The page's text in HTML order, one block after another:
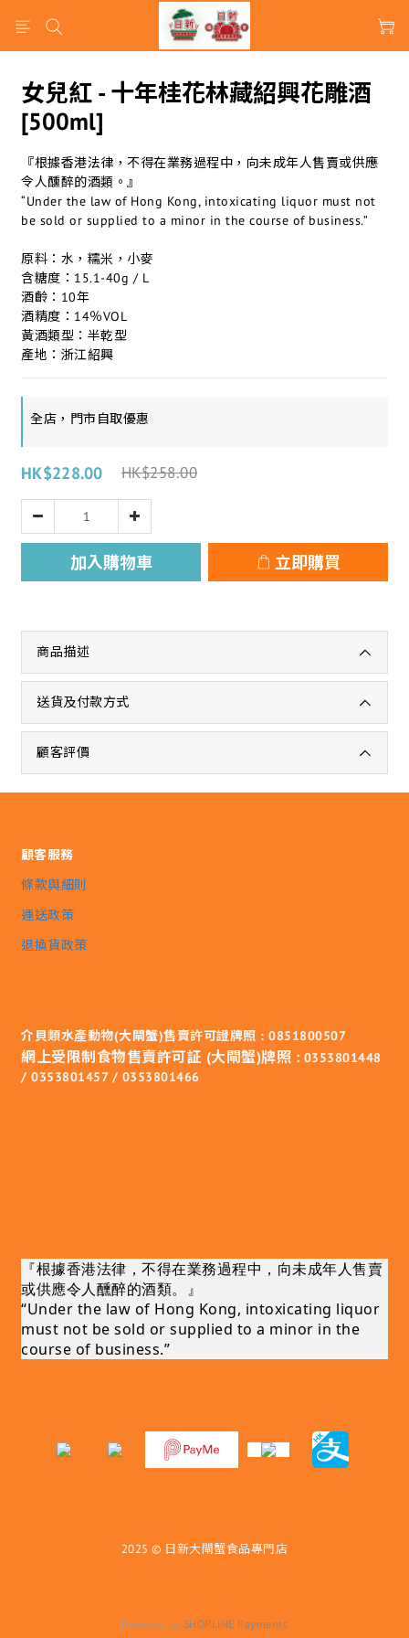
女兒紅 - 十年桂花林藏紹興花雕酒
[500ml]
『根據香港法律，不得在業務過程中，向未成年人售賣或供應
令人醺醉的酒類。』
“Under the law of Hong Kong, intoxicating liquor must not
be sold or supplied to a minor in the course of business.”
原料：水，糯米，小麥
含糖度：15.1-40g / L
酒齡：10年
酒精度：14％VOL
黃酒類型：半乾型
產地：浙江紹興
全店，門市自取優惠
HK$228.00 HK$258.00
加入購物車 立即購買
商品描述
送貨及付款方式
顧客評價
顧客服務
條款與細則
運送政策
退換貨政策
介貝類水產動物(大閘蟹)售賣許可證牌照 : 0851800507
網上受限制食物售賣許可証 (大閘蟹)牌照 : 0353801448
/ 0353801457 / 0353801466
『根據香港法律，不得在業務過程中，向未成年人售賣
或供應令人醺醉的酒類。』
“Under the law of Hong Kong, intoxicating liquor
must not be sold or supplied to a minor in the
course of business.”
2025 © 日新大閘蟹食品專門店
Powered by SHOPLINE Payments